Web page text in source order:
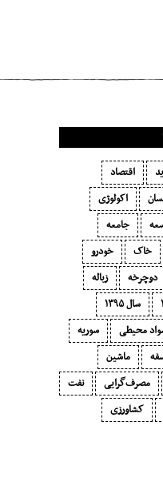
اقتصاد
اکولوژی
جامعه
خاک
خودرو
دوچرخه
زباله
سال ۱۳۹۵
محیطی
سوریه
ماشین
مصرف‌گرایی‬
نفت
کشاورزی